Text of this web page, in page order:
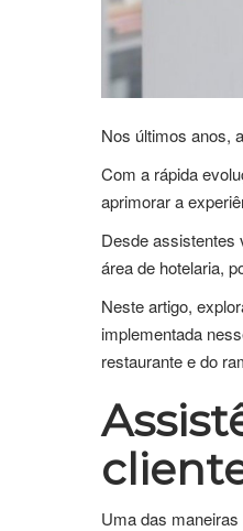
Nos últimos anos,
Com a rápida
aprimorar a
Desde assistentes
área de hotelaria,
Neste artigo,
implementada
restaurante e do
Uma das